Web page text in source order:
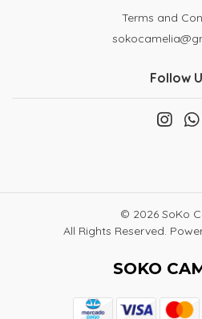
Terms and
Follow
© 2026 SoKo
All Rights Reserved.
SOKO